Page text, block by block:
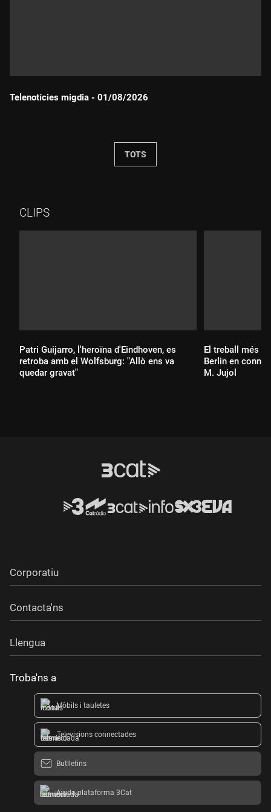
Telenotícies migdia - 01/08/2026
TOTS
CLIPS
Patri Guijarro, l'heroïna d'Eindhoven, es
retroba amb el Wolfsburg: "Allò ens va
quedar gravat"
El treball més
Berlin en
M. Jujol
Corporatiu
Contacta'ns
Llengua
Troba'ns a
Mòbils i tauletes
Televisions connectades
Butlletins
Ajuda plataforma 3Cat